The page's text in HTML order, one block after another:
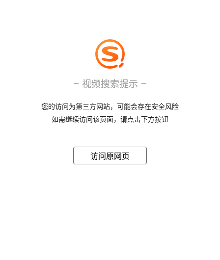
视频搜索提示
您的访问为第三方网站，可能会存在安全风险
如需继续访问该页面，请点击下方按钮
访问原网页